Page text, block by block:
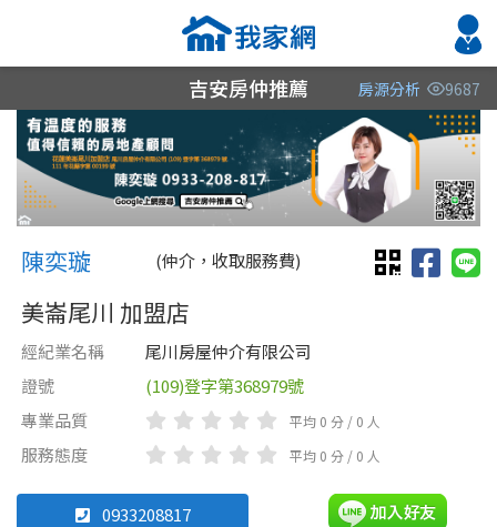
縣市
不限
區域
不限
類型(可複選)
不拘 公寓 電梯大樓 套房
縣市
不限
區域
不限
售價
縣市
不限
區域
不限
類型(可複選)
不拘 整層住家 獨立套房 分租套房
吉安房仲推薦 房源分析 9687
陳奕璇 陳奕璇
陳奕璇 (仲介，收取服務費)
美崙尾川 加盟店
經紀業名稱
尾川房屋仲介有限公司
證號
(109)登字第368979號
專業品質
平均 0 分 / 0 人
服務態度 平均 0 分 / 0 人
0933208817